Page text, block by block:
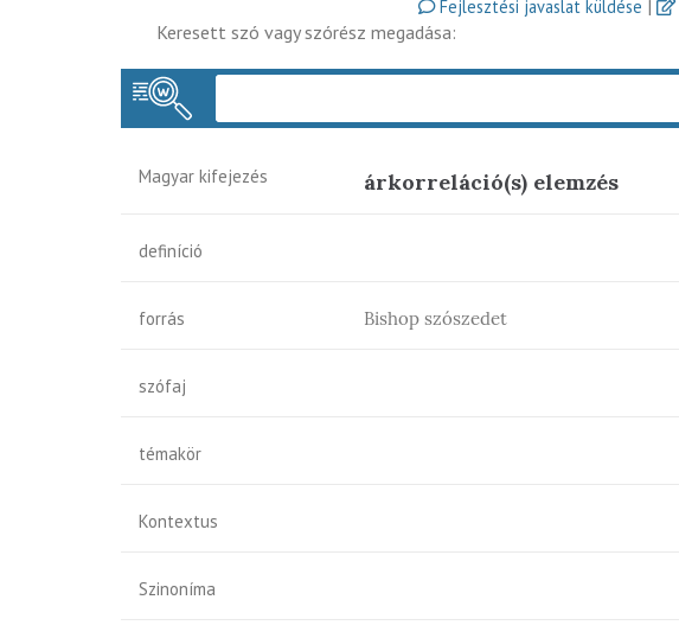
Fejlesztési javaslat küldése |
Keresett szó vagy szórész megadása:
Magyar kifejezés árkorreláció(s) elemzés
definíció
forrás Bishop szószedet
szófaj
témakör
Kontextus
Szinoníma